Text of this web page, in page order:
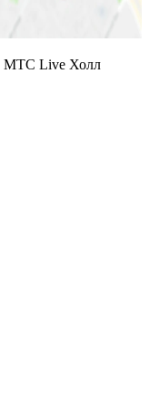
МТС Live Холл